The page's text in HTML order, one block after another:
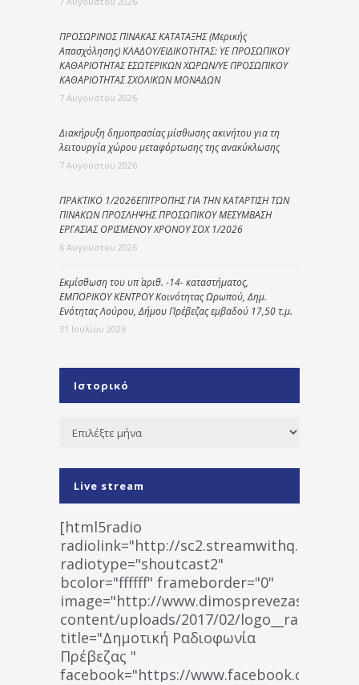
ΠΡΟΣΩΡΙΝΟΣ ΠΙΝΑΚΑΣ ΚΑΤΑΤΑΞΗΣ (Μερικής
Απασχόλησης) ΚΛΑΔΟΥ/ΕΙΔΙΚΟΤΗΤΑΣ: ΥΕ ΠΡΟΣΩΠΙΚΟΥ
ΚΑΘΑΡΙΟΤΗΤΑΣ ΕΣΩΤΕΡΙΚΩΝ ΧΩΡΩΝ/ΥΕ ΠΡΟΣΩΠΙΚΟΥ
ΚΑΘΑΡΙΟΤΗΤΑΣ ΣΧΟΛΙΚΩΝ ΜΟΝΑΔΩΝ
7 Αυγούστου 2026
Διακήρυξη δημοπρασίας μίσθωσης ακινήτου για τη
λειτουργία χώρου μεταφόρτωσης της ανακύκλωσης
7 Αυγούστου 2026
ΠΡΑΚΤΙΚΟ 1/2026ΕΠΙΤΡΟΠΗΣ ΓΙΑ ΤΗΝ ΚΑΤΑΡΤΙΣΗ ΤΩΝ
ΠΙΝΑΚΩΝ ΠΡΟΣΛΗΨΗΣ ΠΡΟΣΩΠΙΚΟΥ ΜΕΣΥΜΒΑΣΗ
ΕΡΓΑΣΙΑΣ ΟΡΙΣΜΕΝΟΥ ΧΡΟΝΟΥ ΣΟΧ 1/2026
6 Αυγούστου 2026
Εκμίσθωση του υπ΄ αριθ. -14- καταστήματος,
ΕΜΠΟΡΙΚΟΥ ΚΕΝΤΡΟΥ Κοινότητας Ωρωπού, Δημ.
Ενότητας Λούρου, Δήμου Πρέβεζας εμβαδού 17,50 τ.μ.
31 Ιουλίου 2026
Ιστορικό
Ιστορικό
Live stream
[html5radio
radiolink="http://
radiotype="shoutcast2"
bcolor="ffffff" frameborder="0"
image="http://www.dimosprevezas.gr/wp-
content/uploads/2017/02/
title="Δημοτική Ραδιοφωνία
Πρέβεζας "
facebook="https://www.facebook.com/